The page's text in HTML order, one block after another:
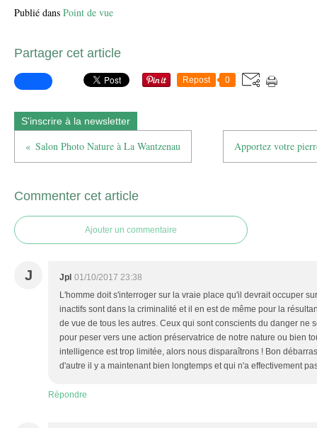
Publié dans Point de vue
Partager cet article
Repost 0
S'inscrire à la newsletter
Salon Photo Nature à La Wantzenau Apportez votre
Commenter cet article
Ajouter un commentaire
J Jpl 01/10/2017 23:38
L'homme doit s'interroger sur la vraie place qu'il devrait occuper
inactifs sont dans la criminalité et il en est de même pour la
de vue de tous les autres. Ceux qui sont conscients du danger ne
pour peser vers une action préservatrice de notre nature ou bien
intelligence est trop limitée, alors nous disparaîtrons ! Bon
d'autre il y a maintenant bien longtemps et qui n'a effectivement
Répondre